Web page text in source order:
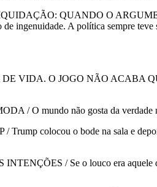
QUANDO O
ingenuidade. A política sempre
O JOGO NÃO ACABA
/ O mundo não gosta da verdade
colocou o bode na sala e
/ Se o louco era aquele